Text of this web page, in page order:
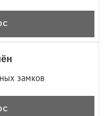
замков